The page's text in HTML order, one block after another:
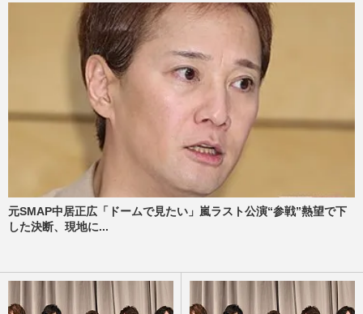
元SMAP中居正広「ドームで見たい」嵐ラスト公演“参戦”熱望で下
した決断、現地に...